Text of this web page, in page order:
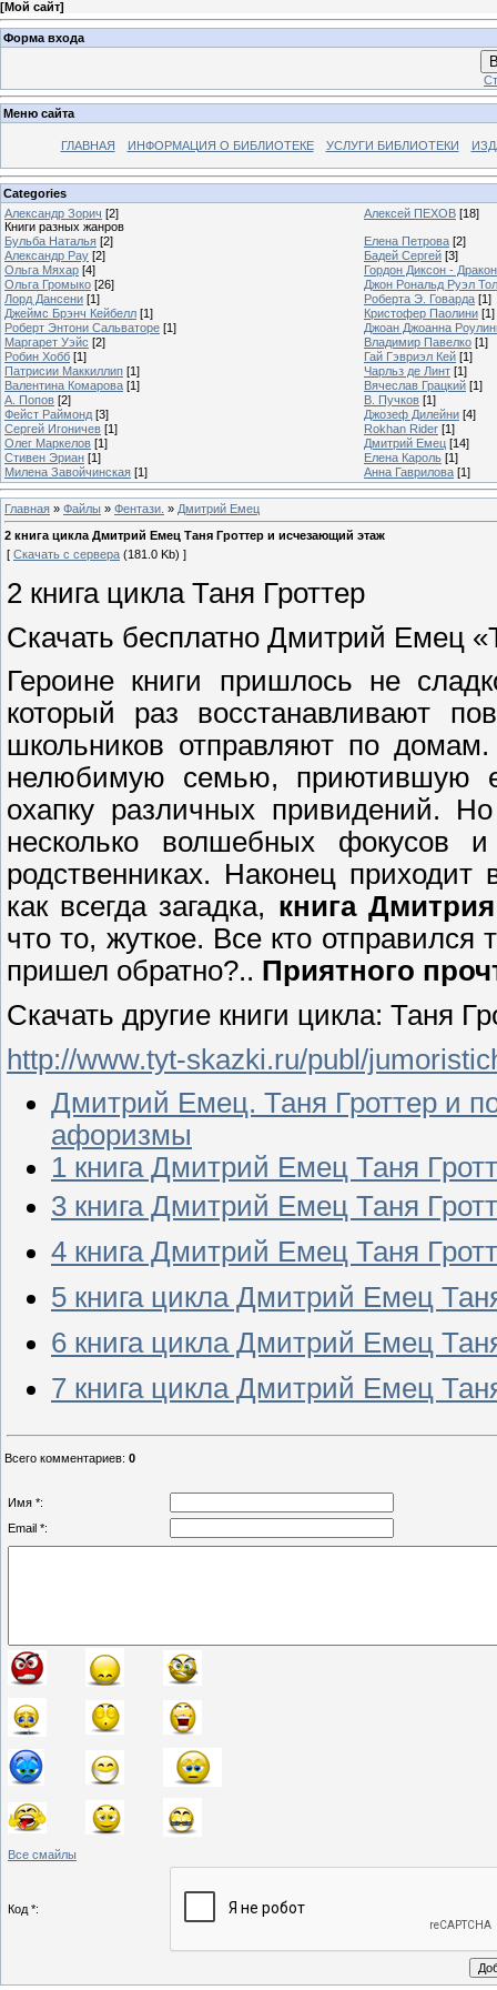
[Мой сайт]
Форма входа
Меню сайта
ГЛАВНАЯ ИНФОРМАЦИЯ О БИБЛИОТЕКЕ УСЛУГИ БИБЛИОТЕКИ
Categories
Александр Зорич [2]
Книги разных жанров
Алексей ПЕХОВ [18]
Бульба Наталья [2] Елена Петрова [2]
Александр Рау [2] Бадей Сергей [3]
Ольга Мяхар [4]
Гордон Диксон -
Ольга Громыко [26]
Джон Рональд Руэл
Лорд Дансени [1] Роберта Э. Говарда [1]
Джеймс Брэнч Кейбелл [1] Кристофер Паолини [1]
Роберт Энтони Сальваторе [1]
Джоан Джоанна
Маргарет Уэйс [2] Владимир Павелко [1]
Робин Хобб [1] Гай Гэвриэл Кей [1]
Патрисии Маккиллип [1] Чарльз де Линт [1]
Валентина Комарова [1] Вячеслав Грацкий [1]
А. Попов [2] В. Пучков [1]
Фейст Раймонд [3] Джозеф Дилейни [4]
Сергей Игоничев [1] Rokhan Rider [1]
Олег Маркелов [1] Дмитрий Емец [14]
Стивен Эриан [1] Елена Кароль [1]
Милена Завойчинская [1] Анна Гаврилова [1]
Главная » Файлы » Фентази. » Дмитрий Емец
2 книга цикла Дмитрий Емец Таня Гроттер и исчезающий этаж
[ Скачать с сервера (181.0 Kb) ]
2 книга цикла Таня Гроттер
Скачать бесплатно Дмитрий Емец
Героине книги пришлось не
который раз восстанавливают
школьников отправляют по
нелюбимую семью, приютившую
охапку различных привидений.
несколько волшебных фокусов
родственниках. Наконец
как всегда загадка, книга
что то, жуткое. Все кто
пришел обратно?.. Приятного
Скачать другие книги цикла: Таня
http://www.tyt-skazki.ru/publ/
Дмитрий Емец. Таня Гроттер и
афоризмы
1 книга Дмитрий Емец Таня
3 книга Дмитрий Емец Таня
4 книга Дмитрий Емец Таня
5 книга цикла Дмитрий Емец
6 книга цикла Дмитрий Емец
7 книга цикла Дмитрий Емец
Всего комментариев: 0
Имя *:
Email *:
Все смайлы
Код *: